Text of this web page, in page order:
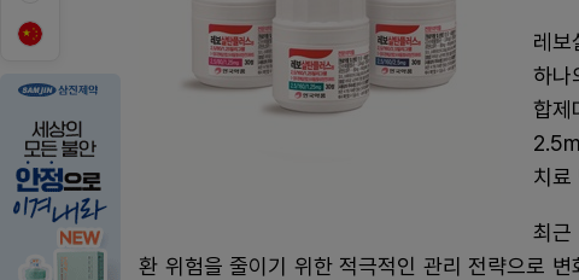
레보
하나
합
치료
최근
환 위험을 줄이기 위한 적극적인 관리 전략으로